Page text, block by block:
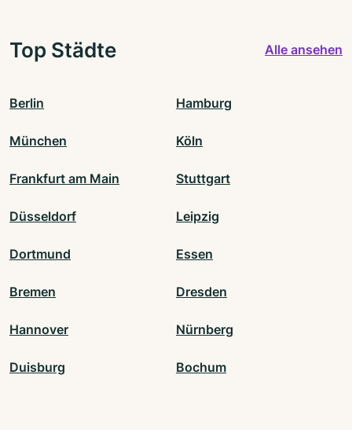
Top Städte Alle ansehen
Berlin Hamburg
München Köln
Frankfurt am Main Stuttgart
Düsseldorf Leipzig
Dortmund Essen
Bremen Dresden
Hannover Nürnberg
Duisburg Bochum